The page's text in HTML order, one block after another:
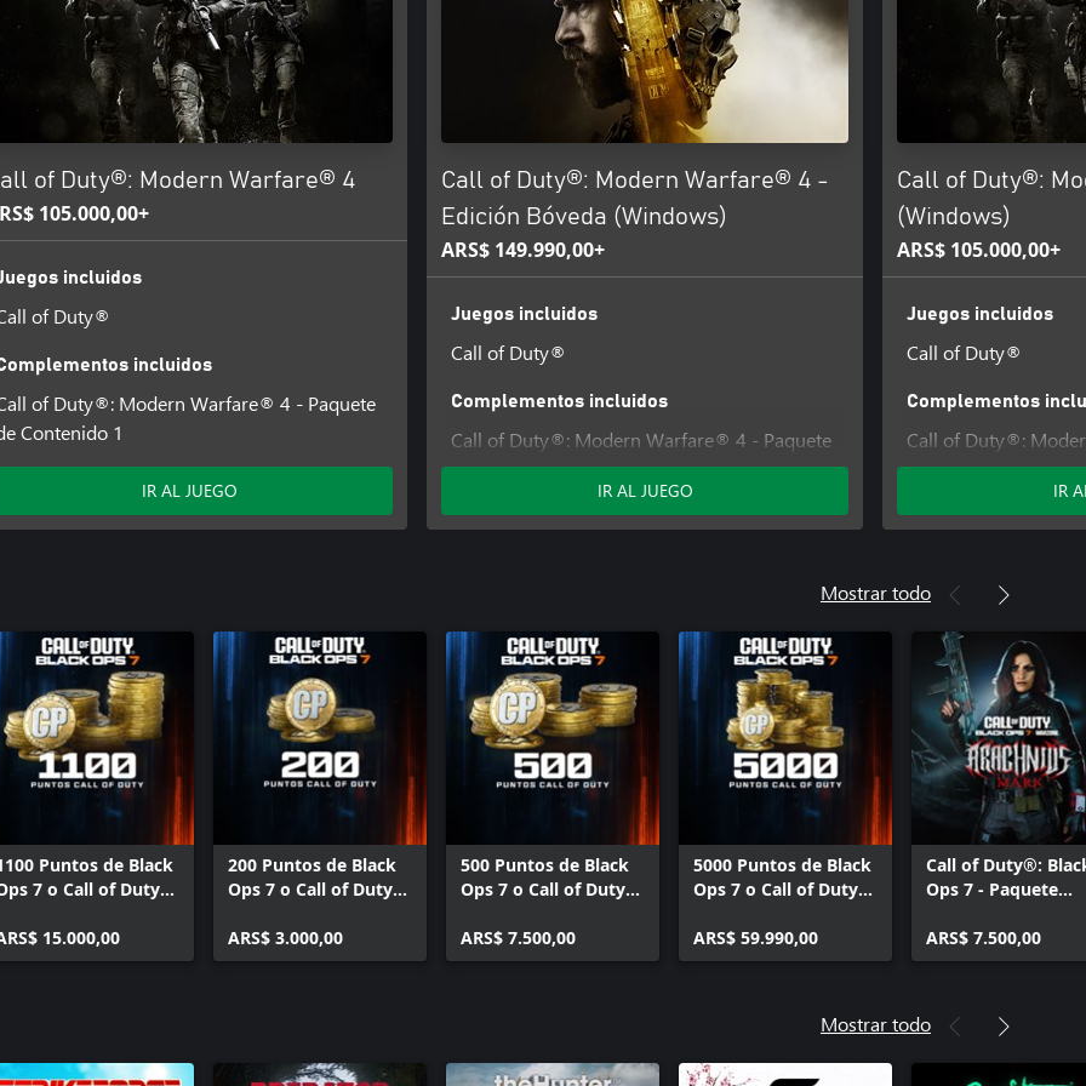
Warfare® II o Call of
/ Descarga por separado.
de armas en el
omisiones de nivel en
disponible en el juego. El
Batalla de Modern Warfare®
OF DUTY WARZONE y
Inc. El resto de marcas
Id Technology © Technology Id
of Duty®: Modern Warfare® 4
105.000,00+
incluidos
of Duty®
incluidos
of Duty®: Modern Warfare® 4 - Paquete
Contenido 1
IR AL JUEGO
Call of Duty®: Modern Warfare® 4 -
Edición Bóveda (Windows)
ARS$ 149.990,00+
Juegos incluidos
Call of Duty®
Complementos incluidos
Call of Duty®: Modern Warfare® 4 - Paquete
de Contenido 1
Paquete de Operador de Alianza Hostil - Call
of Duty®: Modern Warfare® 4
Duty®: Modern Warfare® 4
Bonificación de Despliegue DMZ - Call of
Duty®: Modern Warfare® 4
BlackCell (1 Temporada) - Call of Duty®:
Modern Warfare® 4
IR AL JUEGO
Call of Duty®:
(Windows)
ARS$ 105.000,00+
Juegos incluidos
Call of Duty®
Complementos
Call of Duty®:
de Contenido 1
IR
Mostrar todo
Puntos de Black
7 o Call of Duty®:
15.000,00
200 Puntos de Black
Ops 7 o Call of Duty®:
ARS$ 3.000,00
500 Puntos de Black
Ops 7 o Call of Duty®:
ARS$ 7.500,00
5000 Puntos de Black
Ops 7 o Call of Duty®:
ARS$ 59.990,00
Call of Duty®:
Ops 7 - Paquete
Arácnida
ARS$ 7.500,00
Mostrar todo